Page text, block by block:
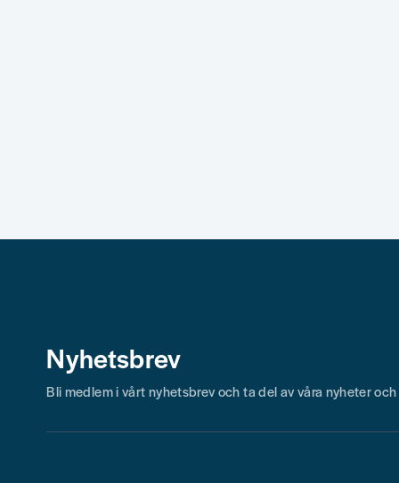
Nyhetsbrev
Bli medlem i vårt nyhetsbrev och ta del av våra nyheter